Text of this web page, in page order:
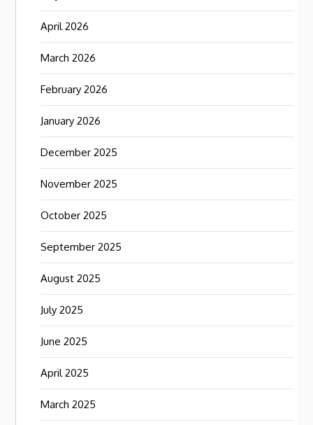
April 2026
March 2026
February 2026
January 2026
December 2025
November 2025
October 2025
September 2025
August 2025
July 2025
June 2025
April 2025
March 2025